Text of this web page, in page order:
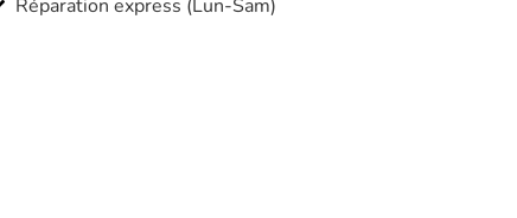
Réparation express (Lun-Sam)